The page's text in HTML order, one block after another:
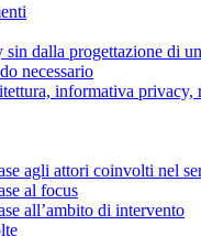
sin dalla progettazione di
necessario
informativa
agli attori coinvolti nel
al focus
all’ambito di intervento